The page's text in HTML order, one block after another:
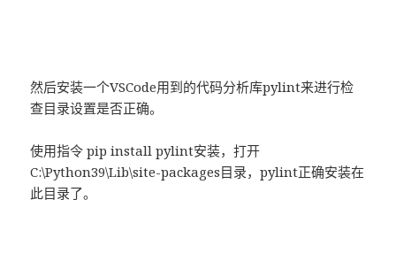
然后安装一个VSCode用到的代码分析库pylint来进行检
查目录设置是否正确。
使用指令 pip install pylint安装，打开
C:\Python39\Lib\site-packages目录，pylint正确安装在
此目录了。